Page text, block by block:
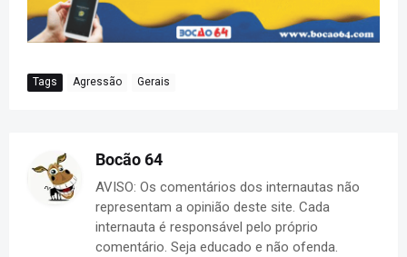
Tags Agressão Gerais
Bocão 64
AVISO: Os comentários dos internautas não
representam a opinião deste site. Cada
internauta é responsável pelo próprio
comentário. Seja educado e não ofenda.